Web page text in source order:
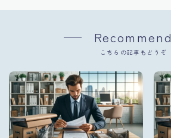
Recommend
こちらの記事もどうぞ